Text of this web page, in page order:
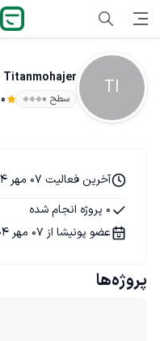
TI
Titanmohajer
سطح ۰ 0
آخرین فعالیت 07 مهر 1404
0 پروژه انجام شده
عضو پونیشا از 07 مهر 1404
پروژه‌ها